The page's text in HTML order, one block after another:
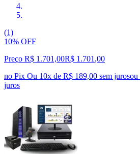
(1)
10% OFF
Preço R$ 1.701,00R$ 1.701 ,00
no Pix Ou 10x de R$ 189,00 sem jurosou
juros